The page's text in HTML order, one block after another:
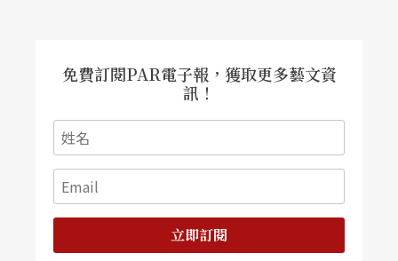
免費訂閱PAR電子報，獲取更多藝文資
訊！
立即訂閱